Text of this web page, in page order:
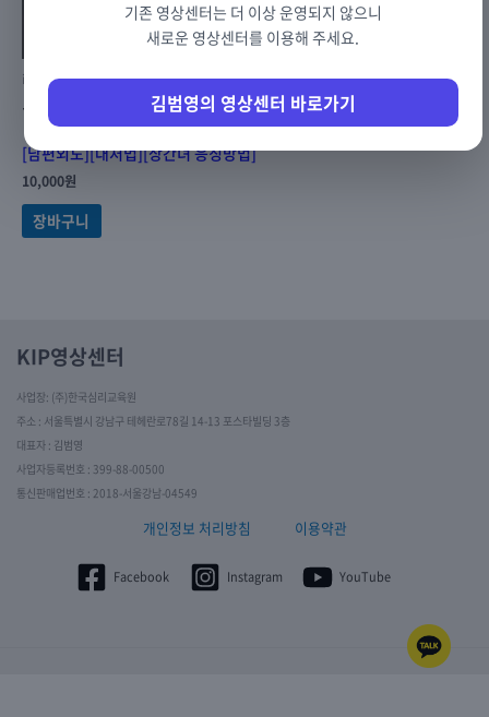
infidel
유흥업소 종사자인 상간녀를 응징하는 방법
[남편외도][대처법][상간녀 응징방법]
10,000원
장바구니
KIP영상센터
사업장: (주)한국심리교육원
주소 : 서울특별시 강남구 테헤란로78길 14-13 포스타빌딩 3층
대표자 : 김범영
사업자등록번호 : 399-88-00500
통신판매업번호 : 2018-서울강남-04549
개인정보 처리방침 이용약관
Facebook Instagram YouTube
기존 영상센터는 더 이상 운영되지 않으니
새로운 영상센터를 이용해 주세요.
김범영의 영상센터 바로가기